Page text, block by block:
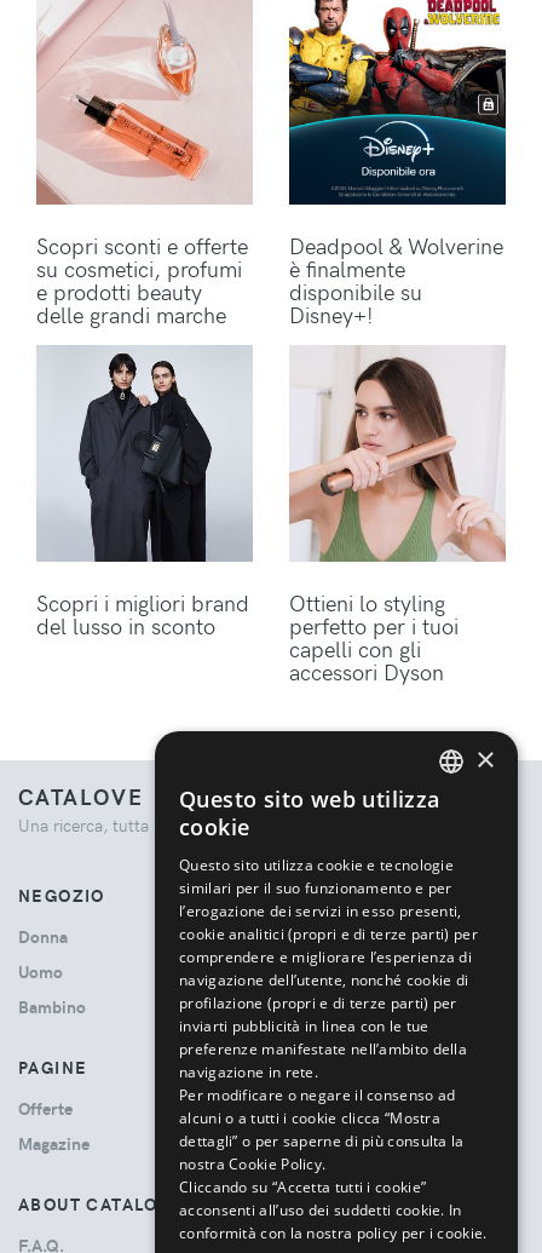
Scopri sconti e offerte
su cosmetici, profumi
e prodotti beauty
delle grandi marche
Deadpool & Wolverine
è finalmente
disponibile su
Disney+!
Scopri i migliori brand
del lusso in sconto
Ottieni lo styling
perfetto per i tuoi
capelli con gli
accessori Dyson
CATALOVE
Una ricerca, tutta la moda.
NEGOZIO
Donna
Uomo
Bambino
PAGINE
Offerte
Magazine
ABOUT CATALOVE
F.A.Q.
×
Questo sito web utilizza
cookie
Questo sito utilizza cookie e tecnologie
similari per il suo funzionamento e per
l’erogazione dei servizi in esso presenti,
cookie analitici (propri e di terze parti) per
comprendere e migliorare l’esperienza di
navigazione dell’utente, nonché cookie di
profilazione (propri e di terze parti) per
inviarti pubblicità in linea con le tue
preferenze manifestate nell’ambito della
navigazione in rete.
Per modificare o negare il consenso ad
alcuni o a tutti i cookie clicca “Mostra
dettagli” o per saperne di più consulta la
nostra Cookie Policy.
Cliccando su “Accetta tutti i cookie”
acconsenti all’uso dei suddetti cookie. In
conformità con la nostra policy per i cookie.